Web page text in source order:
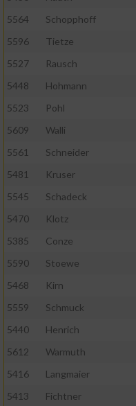
5564
Schopphoff
5596
Tietze
5527
Rausch
5448
Hohmann
5523
Pohl
5609
Walli
5561
Schneider
5481
Kruser
5545
Schadeck
5470
Klotz
5385
Conze
5590
Stoewe
5468
Kirn
5559
Schmuck
5440
Henrich
5612
Warmuth
5416
Langmaier
5413
Fichtner